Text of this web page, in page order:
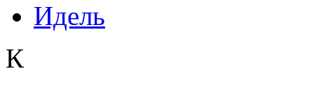
Идель
К